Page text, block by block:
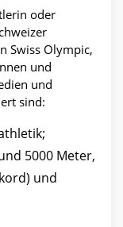
oder
Swiss Olympic,
und
und
sind:
5000 Meter,
und